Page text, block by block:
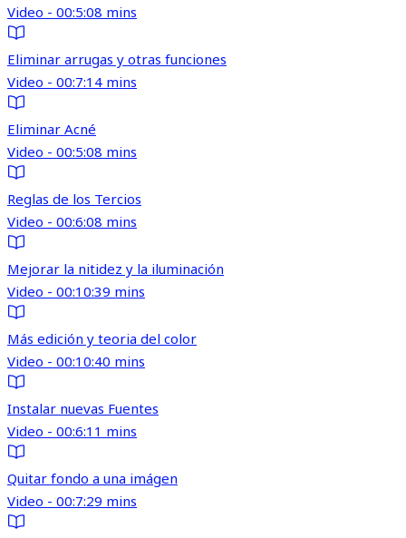
Video - 00:5:08 mins
Eliminar arrugas y otras funciones
Video - 00:7:14 mins
Eliminar Acné
Video - 00:5:08 mins
Reglas de los Tercios
Video - 00:6:08 mins
Mejorar la nitidez y la iluminación
Video - 00:10:39 mins
Más edición y teoria del color
Video - 00:10:40 mins
Instalar nuevas Fuentes
Video - 00:6:11 mins
Quitar fondo a una imágen
Video - 00:7:29 mins